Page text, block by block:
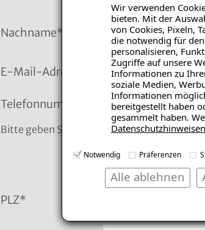
Wir verwenden
bieten. Mit der
von Cookies, Pixeln,
die notwendig für
personalisieren,
Zugriffe auf unsere
Informationen zu
soziale Medien,
Informationen
bereitgestellt haben
gesammelt haben.
Datenschutzhinweisen
Notwendig Präferenzen
Alle ablehnen
Nachname*
E-Mail-Adresse
Telefonnummer
Bitte geben Sie die Telefonnummer im
PLZ*